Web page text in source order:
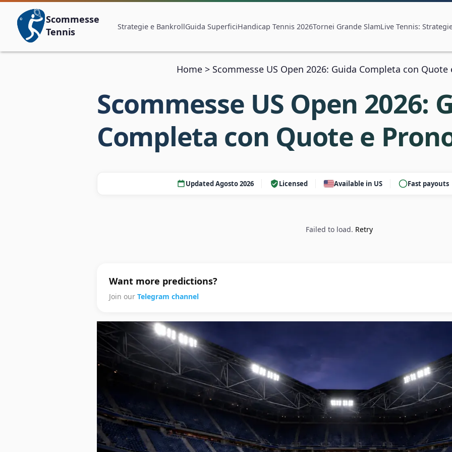
Scommesse
Tennis
Strategie e BankrollGuida SuperficiHandicap Tennis 2026Tornei Grande SlamLive Tennis:
Home > Scommesse US Open 2026: Guida Completa con
Scommesse US Open 2026:
Completa con Quote e
Updated Agosto 2026 Licensed Available in US Fast payouts
Failed to load. Retry
Want more predictions?
Join our Telegram channel